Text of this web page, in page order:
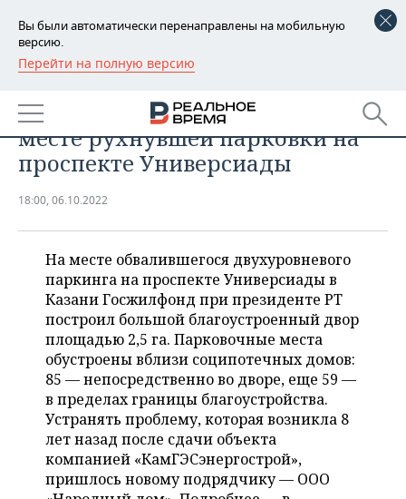
Вы были автоматически перенаправлены на мобильную
версию.
Перейти на полную версию
РЕГИОНЫ
БАШКОРТОСТАН
ТАТАРСТАН
НОВОСТИ
АНАЛИТИКА
ДЕКЛАРАЦИИ О ДОХОДАХ
КОРОЛИ ГОСЗАКАЗА ПФО
ВУЗЫ ТАТАРСТАНА
КОМУ ПРИНАДЛЕЖАТ
ТОРГОВЫЕ ЦЕНТРЫ
ТАТАРСТАНА
НОВОСТИ ЭКОНОМИКИ
ФИНАНСЫ
БАНКИ
БЮДЖЕТ
ИНВЕСТИЦИИ
ПРОМЫШЛЕННОСТЬ
НОВОСТИ
ПРОМЫШЛЕННОСТИ
АГРОПРОМ
МАШИНОСТРОЕНИЕ
НЕФТЕХИМИЯ
НЕФТЬ
ОПК
НЕДВИЖИМОСТЬ
НОВОСТИ НЕДВИЖИМОСТИ
АВТО
НОВОСТИ АВТО
БИЗНЕС
НОВОСТИ БИЗНЕСА
РОЗНИЧНАЯ ТОРГОВЛЯ
ТРАНСПОРТ
ТЕХНОЛОГИИ
НОВОСТИ ТЕХНОЛОГИЙ
МЕРОПРИЯТИЯ
НОВОСТИ МЕРОПРИЯТИЙ
СПОРТ
В Казани благоустроили двор на
месте рухнувшей парковки на
проспекте Универсиады
18:00, 06.10.2022
На месте обвалившегося двухуровневого
паркинга на проспекте Универсиады в
Казани Госжилфонд при президенте РТ
построил большой благоустроенный двор
площадью 2,5 га. Парковочные места
обустроены вблизи соципотечных домов:
85 — непосредственно во дворе, еще 59 —
в пределах границы благоустройства.
Устранять проблему, которая возникла 8
лет назад после сдачи объекта
компанией «КамГЭСэнергострой»,
пришлось новому подрядчику — ООО